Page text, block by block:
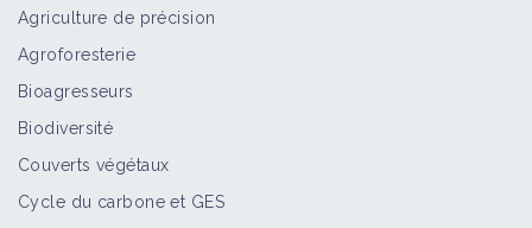
Agriculture de précision
Agroforesterie
Bioagresseurs
Biodiversité
Couverts végétaux
Cycle du carbone et GES